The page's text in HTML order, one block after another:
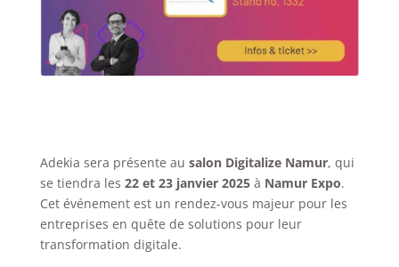
Adekia sera présente au salon Digitalize Namur, qui
se tiendra les 22 et 23 janvier 2025à Namur Expo.
Cet événement est un rendez-vous majeur pour les
entreprises en quête de solutions pour leur
transformation digitale.